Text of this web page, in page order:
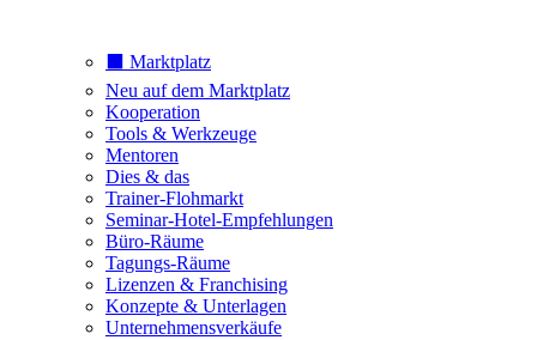
⬛️ Marktplatz
Neu auf dem Marktplatz
Kooperation
Tools & Werkzeuge
Mentoren
Dies & das
Trainer-Flohmarkt
Seminar-Hotel-Empfehlungen
Büro-Räume
Tagungs-Räume
Lizenzen & Franchising
Konzepte & Unterlagen
Unternehmensverkäufe